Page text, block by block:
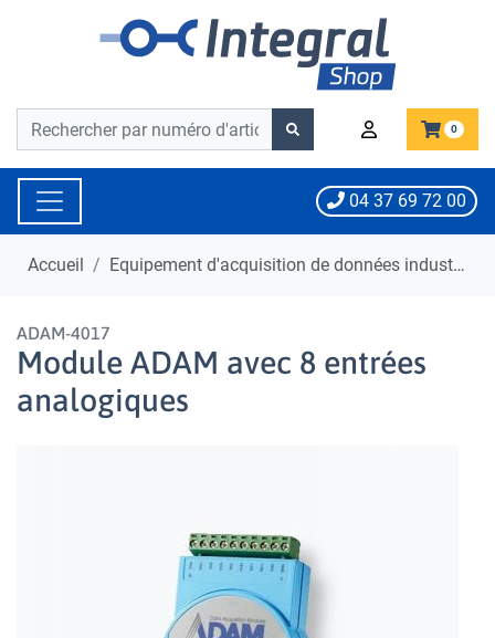
Barre de recherche
Barre de recherche 0
04 37 69 72 00
Accueil Equipement d'acquisition de données industrielle
ADAM-4017
Module ADAM avec 8 entrées
analogiques